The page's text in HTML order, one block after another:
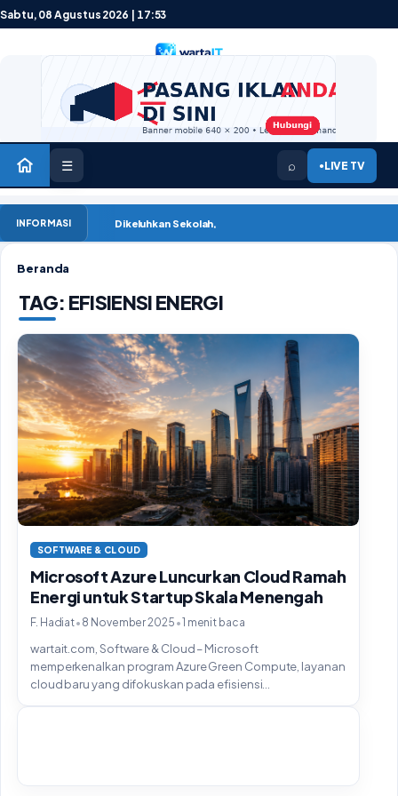
Lewati ke konten
Sabtu, 08 Agustus 2026 | 17:53
☰ ⌕ ●LIVE TV
INFORMASI Dikeluhkan
Beranda
TAG: EFISIENSI ENERGI
SOFTWARE & CLOUD
Microsoft Azure Luncurkan Cloud Ramah
Energi untuk Startup Skala Menengah
F. Hadiat• 8 November 2025 •1 menit baca
wartait.com, Software & Cloud – Microsoft
memperkenalkan program Azure Green Compute, layanan
cloud baru yang difokuskan pada efisiensi...